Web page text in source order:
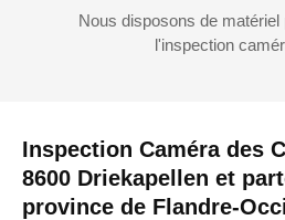
Inspection Caméra des
8600 Driekapellen et
province de Flandre-
Nous disposons de
l'inspection